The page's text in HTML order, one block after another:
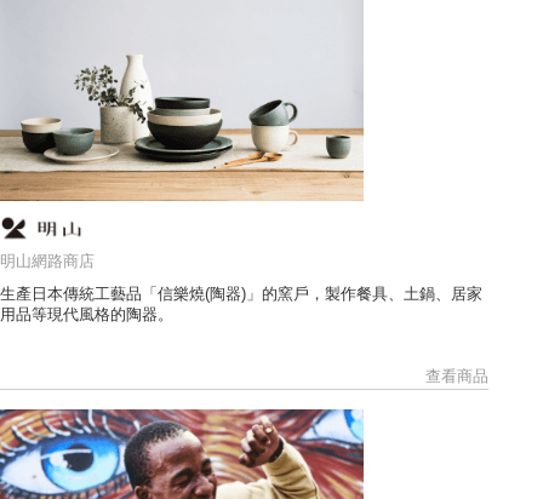
明山網路商店
生產日本傳統工藝品「信樂燒(陶器)」的窯戶，製作餐具、土鍋、居家
用品等現代風格的陶器。
查看商品